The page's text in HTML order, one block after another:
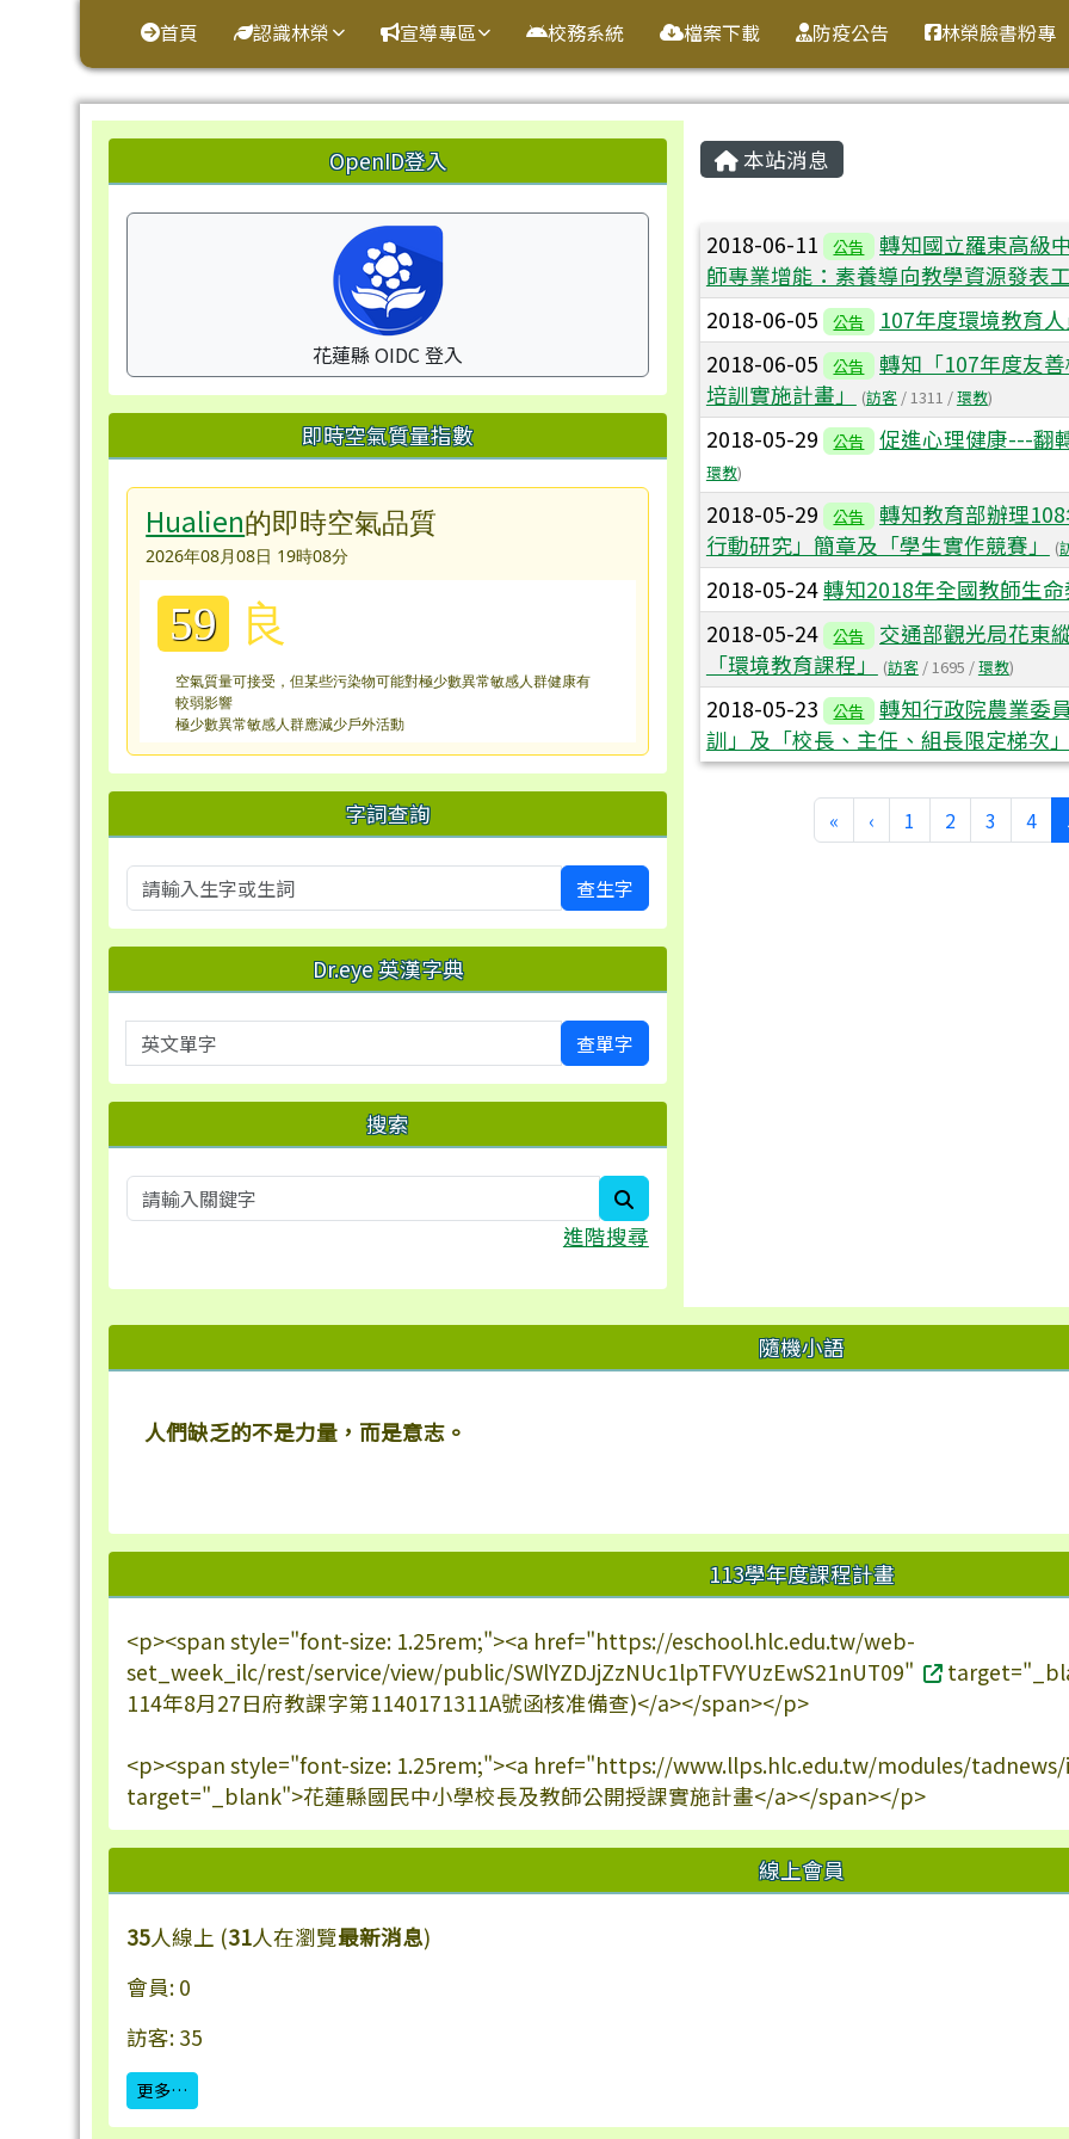
花蓮縣鳳林鎮林榮國小
首頁 認識林榮 宣導專區 校務系統 檔案下載 防疫公告 林榮臉書粉專
左邊區域內容OpenID登入
花蓮縣 OIDC 登入
即時空氣質量指數
Hualien的即時空氣品質
2026年08月08日 19時08分
59 良
空氣質量可接受，但某些污染物可能對極少數異常敏感人群健康有
較弱影響
極少數異常敏感人群應減少戶外活動
字詞查詢
查生字
Dr.eye 英漢字典
英文單字 查單字
搜索
進階搜尋
主內容區域
本站消息
文章列表
2018-06-11 公告
轉知國立羅東高級
師專業增能：素養導向教學資源發表
2018-06-05
公告
107年度環境教育
2018-06-05
公告
轉知「107年度友
培訓實施計畫」
(訪客/ 1311 /環教)
2018-05-29 公告 促進心理健康---翻
環教)
2018-05-29 公告
轉知教育部辦理
行動研究」簡章及「學生實作競賽」
(
2018-05-24轉知2018年全國教師生
2018-05-24
公告
交通部觀光局花東
「環境教育課程」
(訪客/ 1695 /環教)
2018-05-23 公告
轉知行政院農業委
訓」及「校長、主任、組長限定梯次
«第一頁
‹上一頁
1 2 3 4
右邊區域內容 隨機小語
人們缺乏的不是力量，而是意志。
113學年度課程計畫
<p><span style="font-size: 1.25rem;"><a href="https://eschool.hlc.edu.tw/web-
set_week_ilc/rest/service/view/public/SWlYZDJjZzNUc1lpTFVYUzEwS21nUT09"
114年8月27日府教課字第1140171311A號函核准備查)</a></span></p>
<p><span style="font-size: 1.25rem;"><a href="https://www.llps.hlc.edu.tw/modules/
target="_blank">花蓮縣國民中小學校長及教師公開授課實施計畫</a></span></p>
線上會員
35人線上 (31人在瀏覽最新消息)
會員: 0
訪客: 35
更多…
頁尾區域